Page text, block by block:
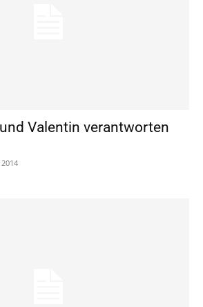
Valentin verantworten